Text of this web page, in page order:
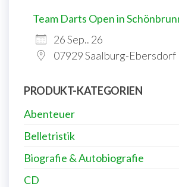
Team Darts Open in
26 Sep.. 26
07929 Saalburg-Ebersdorf
PRODUKT-KATEGORIEN
Abenteuer
Belletristik
Biografie & Autobiografie
CD